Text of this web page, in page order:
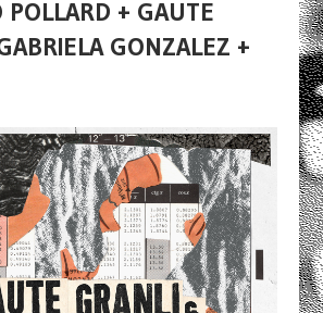
POLLARD + GAUTE
GONZALEZ +